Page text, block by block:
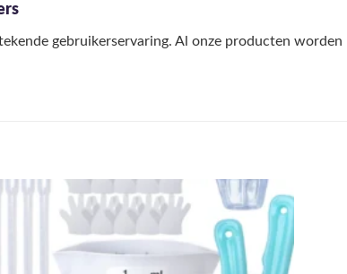
gebruikerservaring. Al onze producten
Toevoegen
verlanglijst